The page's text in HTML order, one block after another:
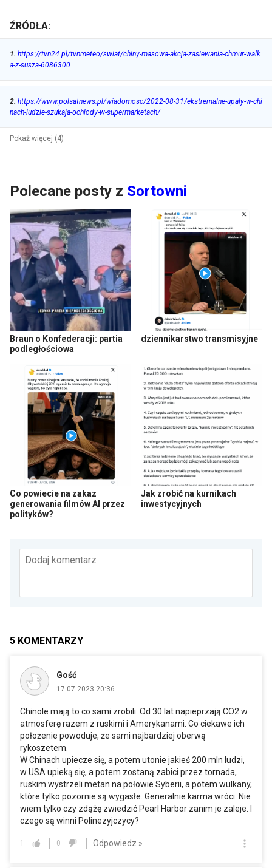
ŹRÓDŁA:
1. https://tvn24.pl/tvnmeteo/swiat/chiny-masowa-akcja-zasiewania-chmur-walk
a-z-susza-6086300
2. https://www.polsatnews.pl/wiadomosc/2022-08-31/ekstremalne-upaly-w-chi
nach-ludzie-szukaja-ochlody-w-supermarketach/
Pokaż więcej (4)
Polecane posty z Sortowni
Braun o Konfederacji: partia
podległościowa
dziennikarstwo transmisyjne
Co powiecie na zakaz
generowania filmów AI przez
polityków?
Jak zrobić na kurnikach
inwestycyjnych
Dodaj komentarz
5 KOMENTARZY
Gość
17.07.2023 20:36
Chinole mają to co sami zrobili. Od 30 lat napieprzają CO2 w
atmosferę razem z ruskimi i Amerykanami. Co ciekawe ich
położenie powoduje, że sami najbardziej oberwą
rykoszetem.
W Chinach upiecze się, a potem utonie jakieś 200 mln ludzi,
w USA upieką się, a potem zostaną zabici przez tornada,
ruskim wystrzeli metan na połowie Syberii, a potem wulkany,
które tylko pozornie są wygasłe. Generalnie karma wróci. Nie
wiem tylko czy zdążę zwiedzić Pearl Harbor zanim je zaleje. I
czego są winni Polinezyjczycy?
1 0 Odpowiedz »